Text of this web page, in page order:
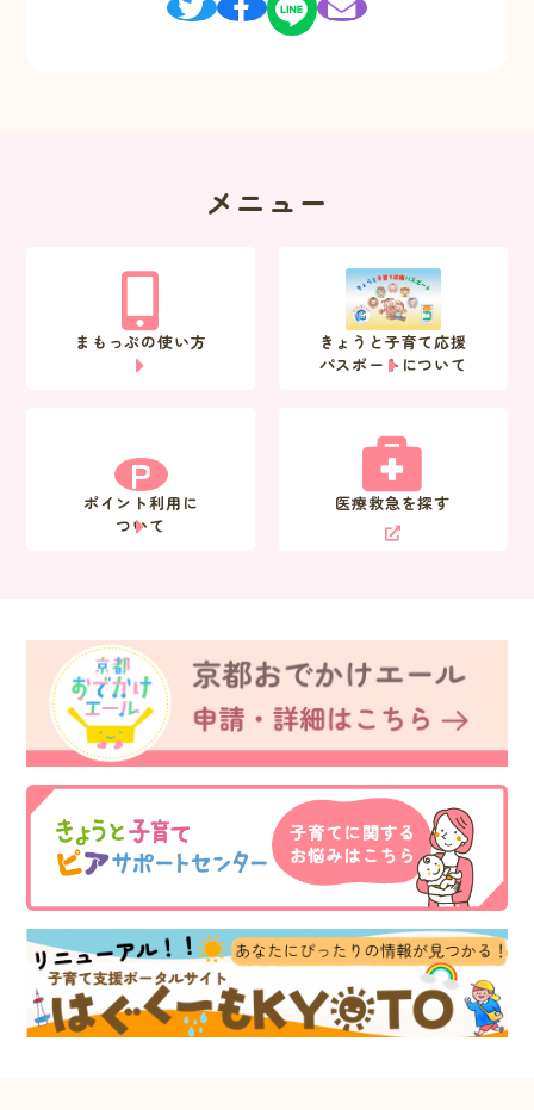
メニュー
まもっぷの使い方
きょうと子育て応援
パスポートについて
P
ポイント利用に
ついて
医療救急を探す